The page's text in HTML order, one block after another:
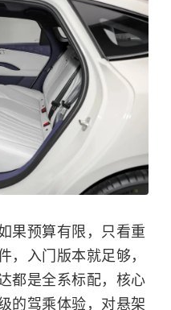
果预算有限，只看重
，入门版本就足够，
都是全系标配，核心
的驾乘体验，对悬架